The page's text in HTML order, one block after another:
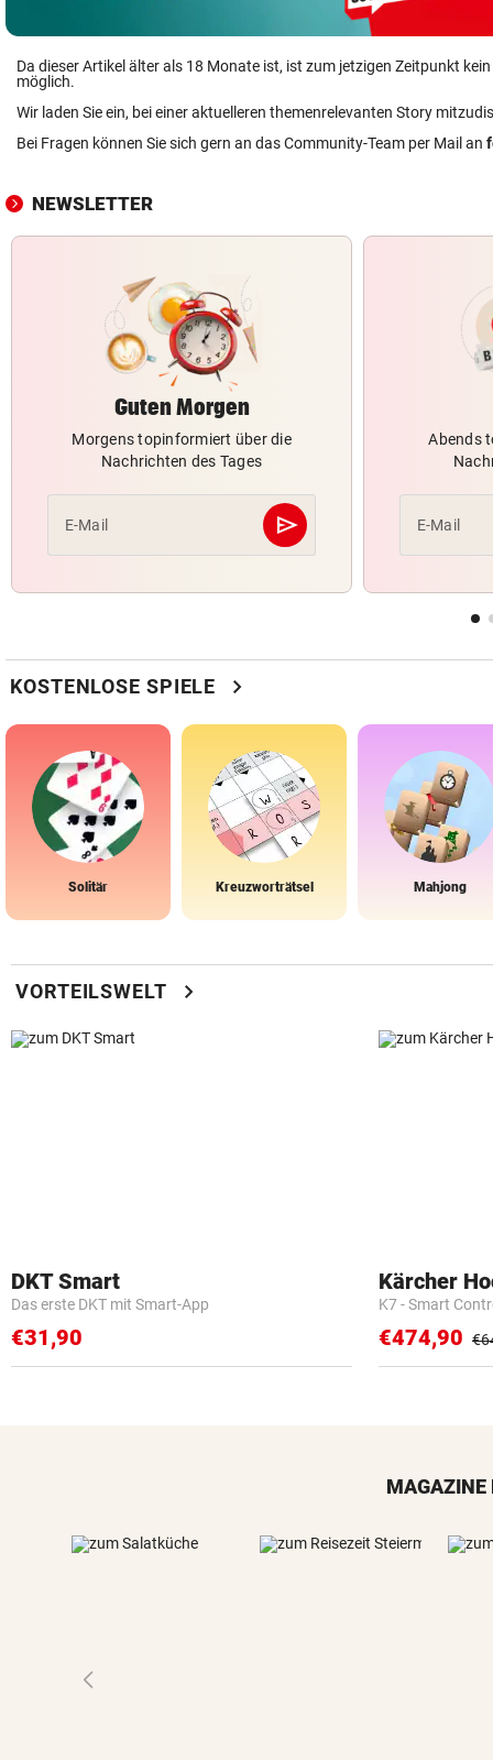
Da dieser Artikel älter als 18 Monate ist, ist zum jetzigen Zeitpunkt
möglich.
Wir laden Sie ein, bei einer aktuelleren themenrelevanten Story
Bei Fragen können Sie sich gern an das Community-Team per Mail an
NEWSLETTER
Guten Morgen
Morgens topinformiert über die
Nachrichten des Tages
E-Mail send
Abschicken
Abends
E-Mail
KOSTENLOSE SPIELE chevron_right
Solitär Kreuzworträtsel Mahjong
VORTEILSWELT chevron_right
DKT Smart
Das erste DKT mit Smart-App
€31,90
Kärcher
K7 - Smart
€474,90
MAGAZINE